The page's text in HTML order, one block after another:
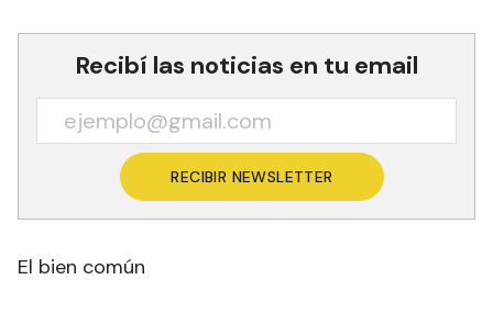
Recibí las noticias en tu email
RECIBIR NEWSLETTER
El bien común